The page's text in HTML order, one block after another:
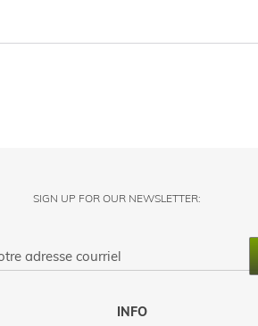
SIGN UP FOR OUR NEWSLETTER:
INFO